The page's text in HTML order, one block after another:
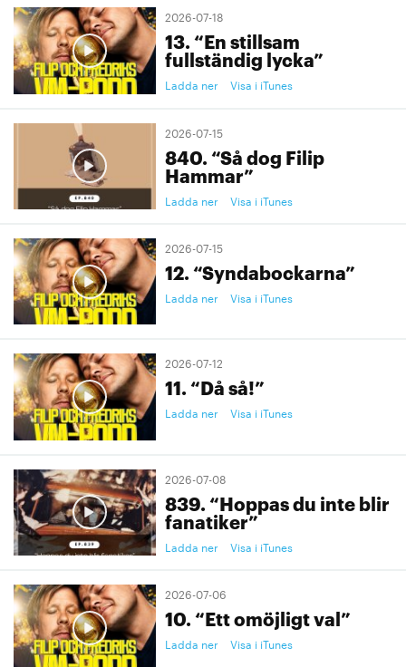
2026-07-18
13. “En stillsam
fullständig lycka”
Ladda ner Visa i iTunes
2026-07-15
840. “Så dog Filip
Hammar”
Ladda ner Visa i iTunes
2026-07-15
12. “Syndabockarna”
Ladda ner Visa i iTunes
2026-07-12
11. “Då så!”
Ladda ner Visa i iTunes
2026-07-08
839. “Hoppas du inte blir
fanatiker”
Ladda ner Visa i iTunes
2026-07-06
10. “Ett omöjligt val”
Ladda ner Visa i iTunes